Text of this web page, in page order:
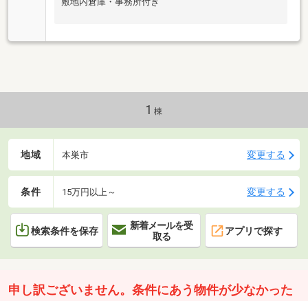
1 棟
地域 本巣市 変更する
条件 15万円以上～ 変更する
検索条件を保存
新着メールを受
取る
アプリで探す
申し訳ございません。条件にあう物件が少なかった